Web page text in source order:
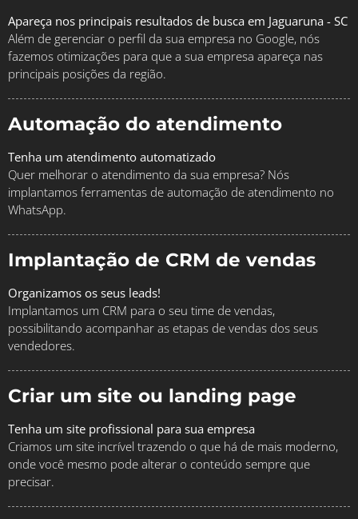
Apareça nos principais resultados de busca em Jaguaruna - SC
Além de gerenciar o perfil da sua empresa no Google, nós
fazemos otimizações para que a sua empresa apareça nas
principais posições da região.
Automação do atendimento
Tenha um atendimento automatizado
Quer melhorar o atendimento da sua empresa? Nós
implantamos ferramentas de automação de atendimento no
WhatsApp.
Implantação de CRM de vendas
Organizamos os seus leads!
Implantamos um CRM para o seu time de vendas,
possibilitando acompanhar as etapas de vendas dos seus
vendedores.
Criar um site ou landing page
Tenha um site profissional para sua empresa
Criamos um site incrível trazendo o que há de mais moderno,
onde você mesmo pode alterar o conteúdo sempre que
precisar.